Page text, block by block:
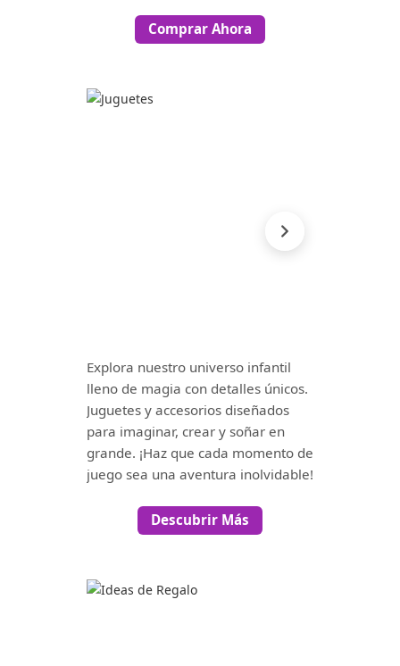
Comprar Ahora
Explora nuestro universo infantil
lleno de magia con detalles únicos.
Juguetes y accesorios diseñados
para imaginar, crear y soñar en
grande. ¡Haz que cada momento de
juego sea una aventura inolvidable!
Descubrir Más